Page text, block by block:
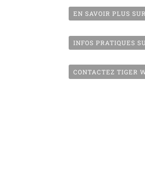
EN SAVOIR PLUS
INFOS PRATIQUES
CONTACTEZ TIGER